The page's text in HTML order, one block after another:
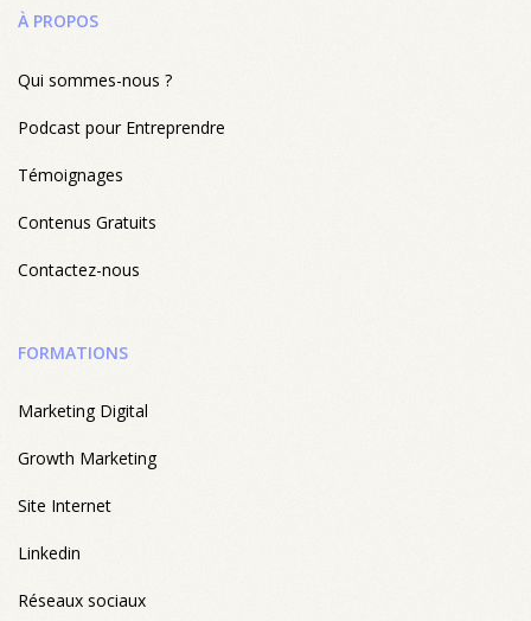
À PROPOS
Qui sommes-nous ?
Podcast pour Entreprendre
Témoignages
Contenus Gratuits
Contactez-nous
FORMATIONS
Marketing Digital
Growth Marketing
Site Internet
Linkedin
Réseaux sociaux